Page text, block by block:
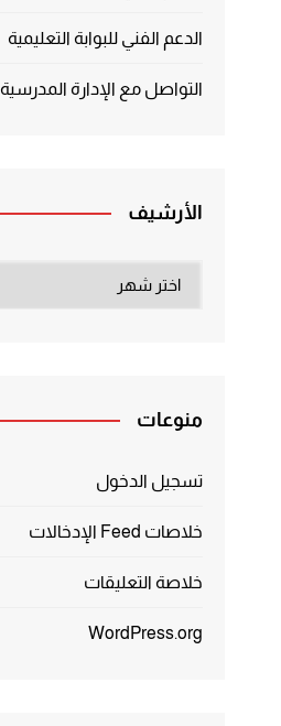
الدعم الفني للبوابة التعليمية
التواصل مع الإدارة المدرسية
الأرشيف
منوعات
تسجيل الدخول
خلاصات Feed الإدخالات
خلاصة التعليقات
WordPress.org